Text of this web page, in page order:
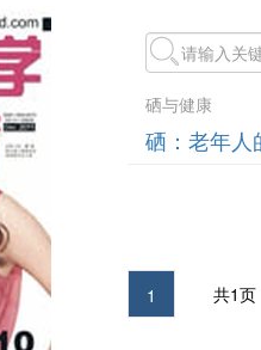
硒与健康
硒：老年人
1 共1页